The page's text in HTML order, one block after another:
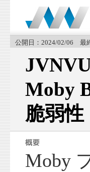
公開日：2024/02/06 最
Moby
脆弱性
Moby